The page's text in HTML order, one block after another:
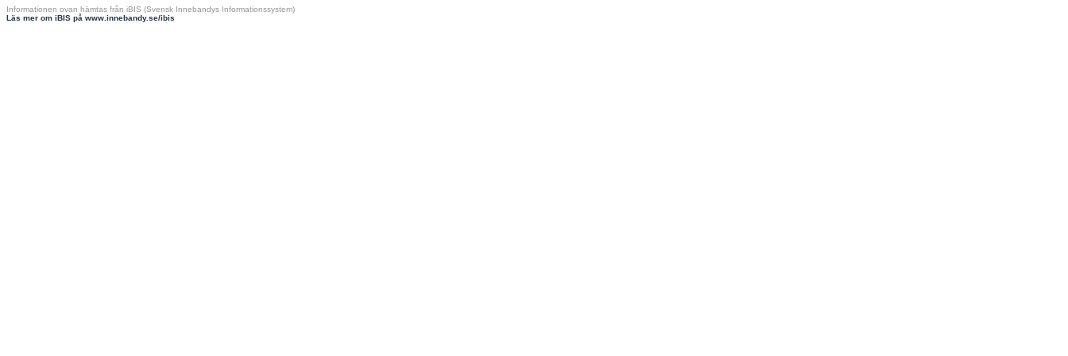
Informationen ovan hämtas från iBIS (Svensk Innebandys Informationssystem)
Läs mer om iBIS på www.innebandy.se/ibis